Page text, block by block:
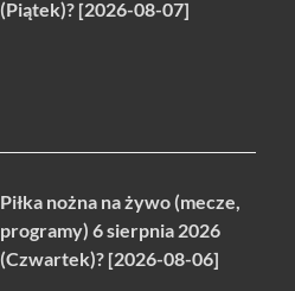
(Piątek)? [2026-08-07]
Piłka nożna na żywo (mecze,
programy) 6 sierpnia 2026
(Czwartek)? [2026-08-06]